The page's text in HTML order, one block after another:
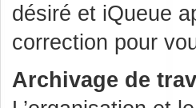
désiré et iQueue
correction pour
Archivage de